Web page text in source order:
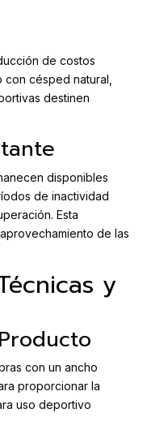
de costos
césped natural,
destinen
disponibles
de inactividad
Esta
de las
y
con un ancho
proporcionar la
uso deportivo